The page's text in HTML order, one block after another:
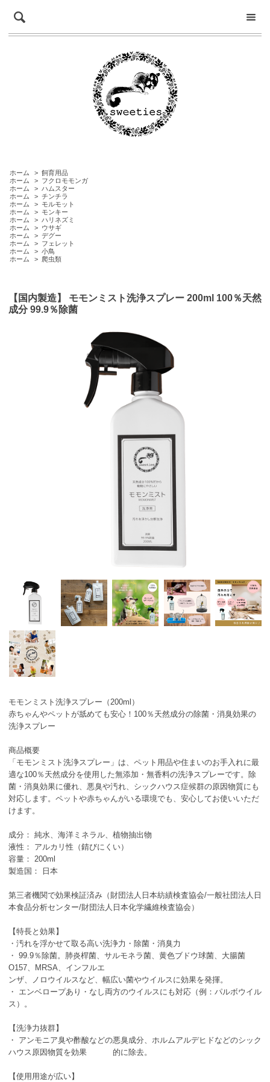
ホーム > 飼育用品
ホーム
> フクロモモンガ
ホーム
> ハムスター
ホーム
> チンチラ
ホーム
> モルモット
ホーム
> モンキー
ホーム
> ハリネズミ
ホーム
> ウサギ
ホーム
> デグー
ホーム
> フェレット
ホーム
> 小鳥
ホーム
> 爬虫類
【国内製造】 モモンミスト洗浄スプレー 200ml 100％天然
成分 99.9％除菌
モモンミスト洗浄スプレー（200ml）
赤ちゃんやペットが舐めても安心！100％天然成分の除菌・消臭効果の
洗浄スプレー
商品概要
「モモンミスト洗浄スプレー」は、ペット用品や住まいのお手入れに最
適な100％天然成分を使用した無添加・無香料の洗浄スプレーです。除
菌・消臭効果に優れ、悪臭や汚れ、シックハウス症候群の原因物質にも
対応します。ペットや赤ちゃんがいる環境でも、安心してお使いいただ
けます。
成分： 純水、海洋ミネラル、植物抽出物
液性： アルカリ性（錆びにくい）
容量： 200ml
製造国： 日本
第三者機関で効果検証済み（財団法人日本紡績検査協会/一般社団法人日
本食品分析センター/財団法人日本化学繊維検査協会）
【特長と効果】
・汚れを浮かせて取る高い洗浄力・除菌・消臭力
・ 99.9％除菌。肺炎桿菌、サルモネラ菌、黄色ブドウ球菌、大腸菌
O157、MRSA、インフルエ
ンザ、ノロウイルスなど、幅広い菌やウイルスに効果を発揮。
・ エンベロープあり・なし両方のウイルスにも対応（例：パルボウイル
ス）。
【洗浄力抜群】
・ アンモニア臭や酢酸などの悪臭成分、ホルムアルデヒドなどのシック
ハウス原因物質を効果 的に除去。
【使用用途が広い】